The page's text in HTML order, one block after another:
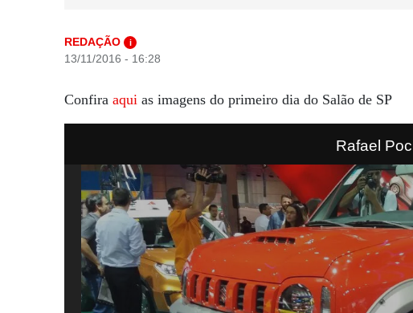
REDAÇÃO i
13/11/2016 - 16:28
Confira aqui as imagens do primeiro dia do Salão de SP
Rafael